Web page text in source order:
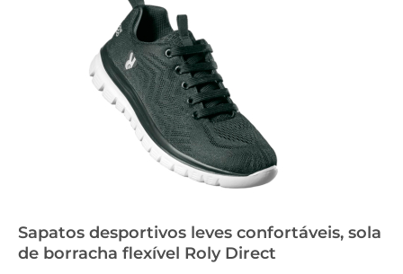
Sapatos desportivos leves confortáveis, sola
de borracha flexível Roly Direct